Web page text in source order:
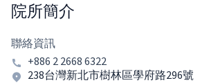
院所簡介
聯絡資訊
+886 2 2668 6322
238台灣新北市樹林區學府路296號